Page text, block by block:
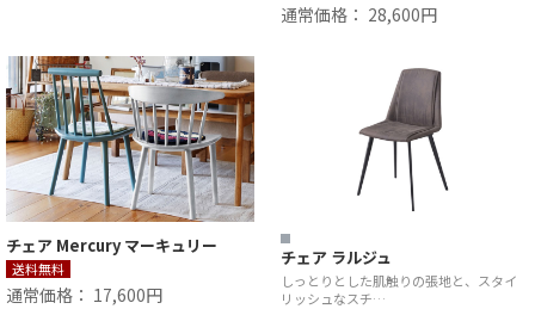
通常価格： 28,600円
チェア Mercury マーキュリー
送料無料
通常価格： 17,600円
チェア ラルジュ
しっとりとした肌触りの張地と、スタイ
リッシュなスチ…